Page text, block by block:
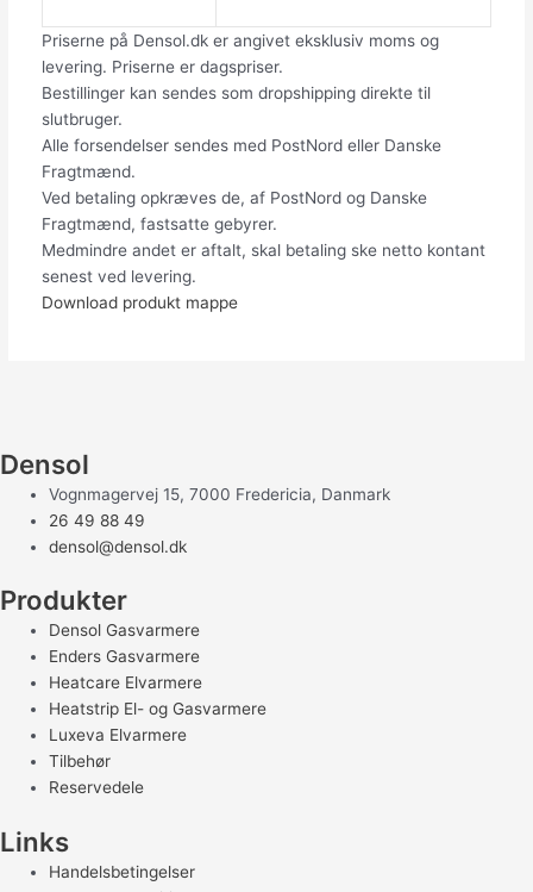
Priserne på Densol.dk er angivet eksklusiv moms og
levering. Priserne er dagspriser.
Bestillinger kan sendes som dropshipping direkte til
slutbruger.
Alle forsendelser sendes med PostNord eller Danske
Fragtmænd.
Ved betaling opkræves de, af PostNord og Danske
Fragtmænd, fastsatte gebyrer.
Medmindre andet er aftalt, skal betaling ske netto kontant
senest ved levering.
Download produkt mappe
Densol
Vognmagervej 15, 7000 Fredericia, Danmark
26 49 88 49
densol@densol.dk
Produkter
Densol Gasvarmere
Enders Gasvarmere
Heatcare Elvarmere
Heatstrip El- og Gasvarmere
Luxeva Elvarmere
Tilbehør
Reservedele
Links
Handelsbetingelser